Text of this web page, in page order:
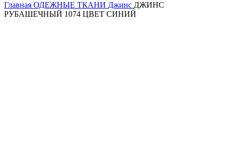
Главная ОДЕЖНЫЕ ТКАНИ Джинс ДЖИНС
РУБАШЕЧНЫЙ 1074 ЦВЕТ СИНИЙ